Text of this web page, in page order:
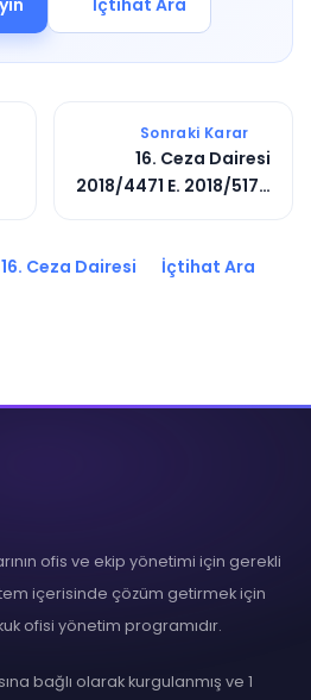
İçtihat Ara
Sonraki Karar
16. Ceza Dairesi
2018/4471 E. 2018/5174
16. Ceza Dairesi İçtihat Ara
ofis ve ekip yönetimi için gerekli
içerisinde çözüm getirmek için
ofisi yönetim programıdır.
bağlı olarak kurgulanmış ve 1